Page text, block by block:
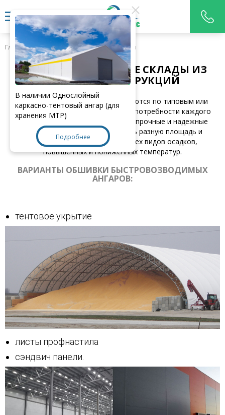
Главная > Продукция > Ангары под склады
БЫСТРОВОЗВОДИМЫЕ СКЛАДЫ ИЗ
МЕТАЛЛОКОНСТРУКЦИЙ
Быстровозводимые склады создаются по типовым или
проектируются индивидально под потребности каждого
клиента. Получаются достаточно прочные и надежные
сооружения, способные покрыть разную площадь и
обеспечивающие защиту от всех видов осадков,
повышенных и пониженных температур.
ВАРИАНТЫ ОБШИВКИ БЫСТРОВОЗВОДИМЫХ
АНГАРОВ:
тентовое укрытие
листы профнастила
сэндвич панели.
В наличии Однослойный
каркасно-тентовый ангар (для
хранения МТР)
Подробнее